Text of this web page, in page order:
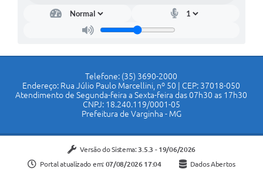
Telefone: (35) 3690-2000
Endereço: Rua Júlio Paulo Marcellini, nº 50 | CEP: 37018-050
Atendimento de Segunda-feira a Sexta-feira das 07h30 as 17h30
CNPJ: 18.240.119/0001-05
Prefeitura de Varginha - MG
Versão do Sistema: 3.5.3 - 19/06/2026
Portal atualizado em: 07/08/2026 17:04 Dados Abertos